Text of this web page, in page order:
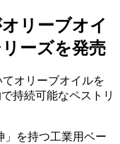
リーブオイ
ーズを発売
てオリーブオイルを
持続可能なペストリ
」を持つ工業用ベー